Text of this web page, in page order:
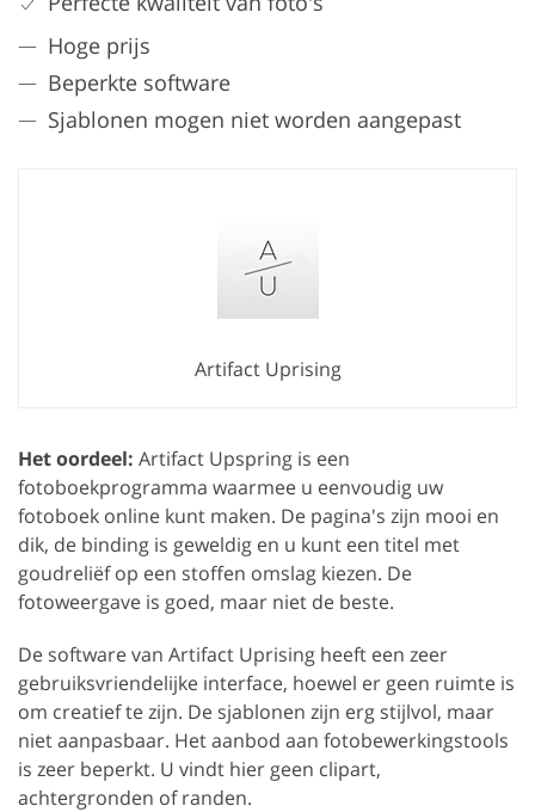
Hoge prijs
Beperkte software
Sjablonen mogen niet worden aangepast
Artifact Uprising
Het oordeel: Artifact Upspring is een
fotoboekprogramma waarmee u eenvoudig uw
fotoboek online kunt maken. De pagina's zijn mooi en
dik, de binding is geweldig en u kunt een titel met
goudreliëf op een stoffen omslag kiezen. De
fotoweergave is goed, maar niet de beste.
De software van Artifact Uprising heeft een zeer
gebruiksvriendelijke interface, hoewel er geen ruimte is
om creatief te zijn. De sjablonen zijn erg stijlvol, maar
niet aanpasbaar. Het aanbod aan fotobewerkingstools
is zeer beperkt. U vindt hier geen clipart,
achtergronden of randen.